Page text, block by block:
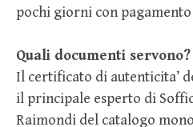
pochi giorni con
Quali documenti servono?
Il certificato di autenticita’
il principale esperto di
Raimondi del catalogo